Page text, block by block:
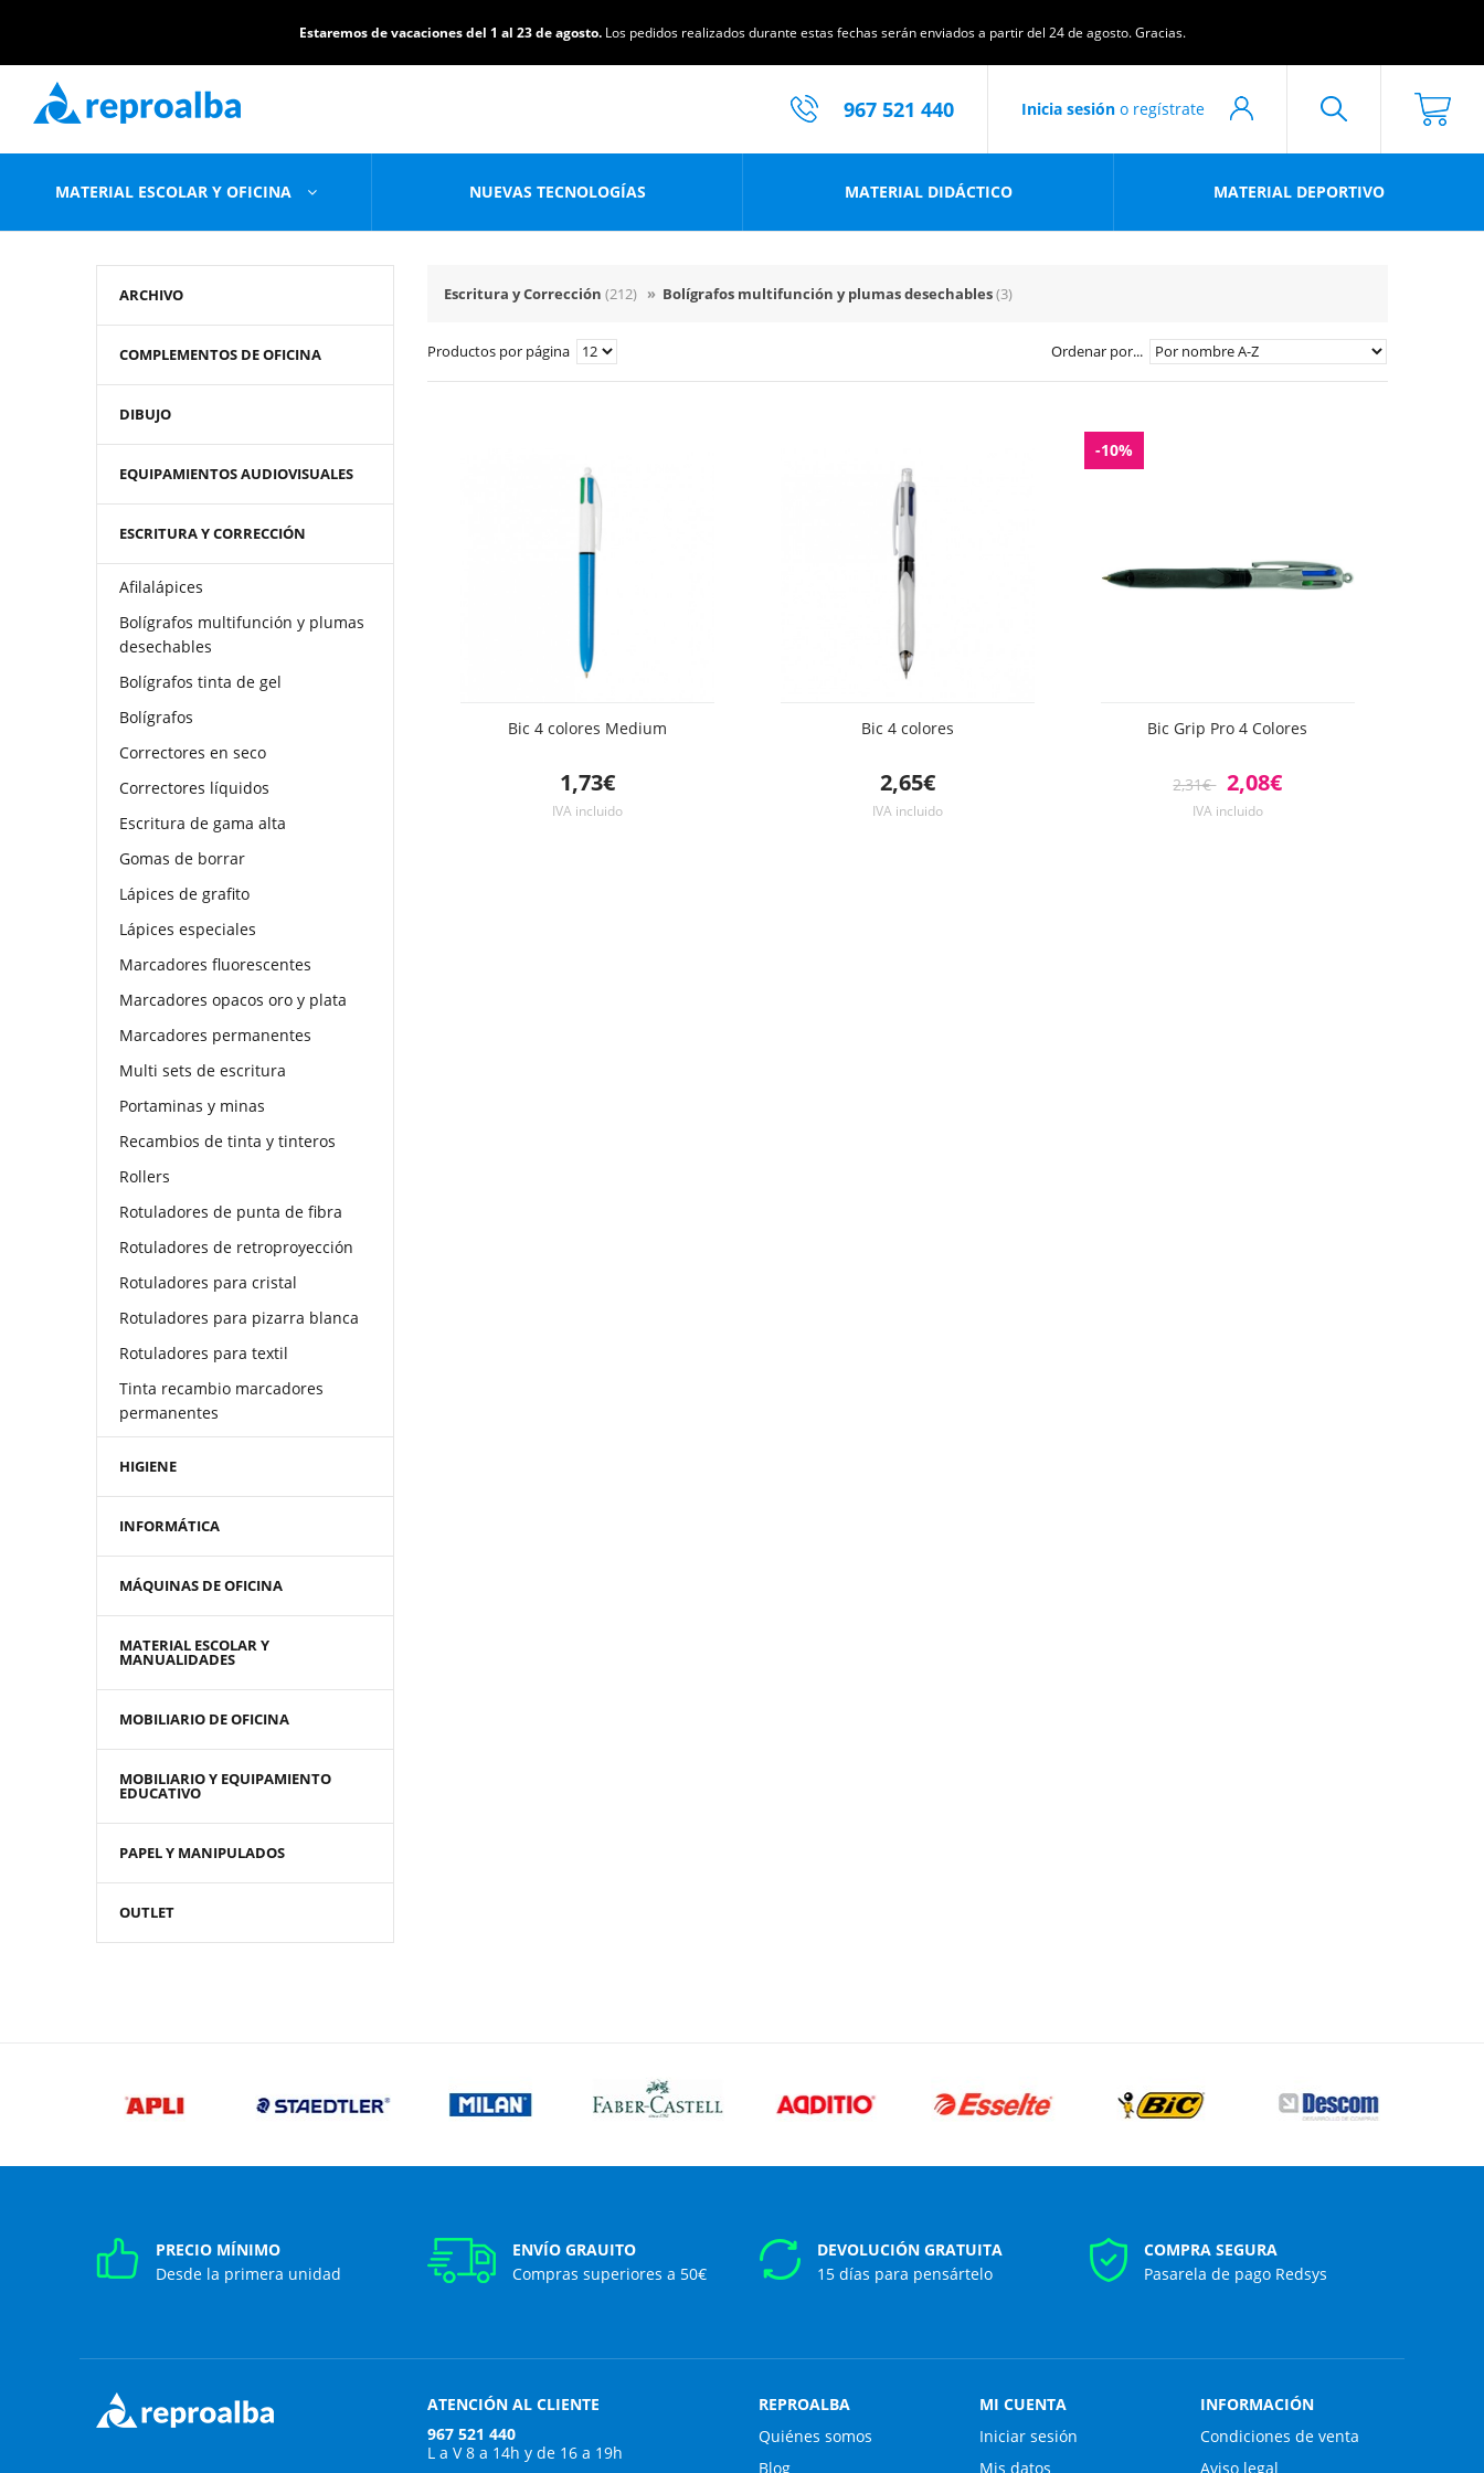
Estaremos de vacaciones del 1 al 23 de agosto. Los pedidos realizados durante estas fechas serán enviados a partir del 24 de agosto. Gracias.
Inicia sesión o regístrate
967 521 440
MATERIAL ESCOLAR Y OFICINA NUEVAS TECNOLOGÍAS MATERIAL DIDÁCTICO MATERIAL DEPORTIVO
ARCHIVO
COMPLEMENTOS DE OFICINA
DIBUJO
EQUIPAMIENTOS AUDIOVISUALES
ESCRITURA Y CORRECCIÓN
Afilalápices
Bolígrafos multifunción y plumas
desechables
Bolígrafos tinta de gel
Bolígrafos
Correctores en seco
Correctores líquidos
Escritura de gama alta
Gomas de borrar
Lápices de grafito
Lápices especiales
Marcadores fluorescentes
Marcadores opacos oro y plata
Marcadores permanentes
Multi sets de escritura
Portaminas y minas
Recambios de tinta y tinteros
Rollers
Rotuladores de punta de fibra
Rotuladores de retroproyección
Rotuladores para cristal
Rotuladores para pizarra blanca
Rotuladores para textil
Tinta recambio marcadores
permanentes
HIGIENE
INFORMÁTICA
MÁQUINAS DE OFICINA
MATERIAL ESCOLAR Y
MANUALIDADES
MOBILIARIO DE OFICINA
MOBILIARIO Y EQUIPAMIENTO
EDUCATIVO
PAPEL Y MANIPULADOS
OUTLET
Escritura y Corrección (212) » Bolígrafos multifunción y plumas desechables(3)
Productos por página Ordenar por...
Bic 4 colores Medium
1,73€
IVA incluido
Bic 4 colores
2,65€
IVA incluido
-10%
Bic Grip Pro 4 Colores
2,31€ 2,08€
IVA incluido
PRECIO MÍNIMO
Desde la primera unidad
ENVÍO GRAUITO
Compras superiores a 50€
DEVOLUCIÓN GRATUITA
15 días para pensártelo
COMPRA SEGURA
Pasarela de pago Redsys
ATENCIÓN AL CLIENTE
967 521 440
L a V 8 a 14h y de 16 a 19h
REPROALBA
Quiénes somos
Blog
MI CUENTA
Iniciar sesión
Mis datos
INFORMACIÓN
Condiciones de venta
Aviso legal